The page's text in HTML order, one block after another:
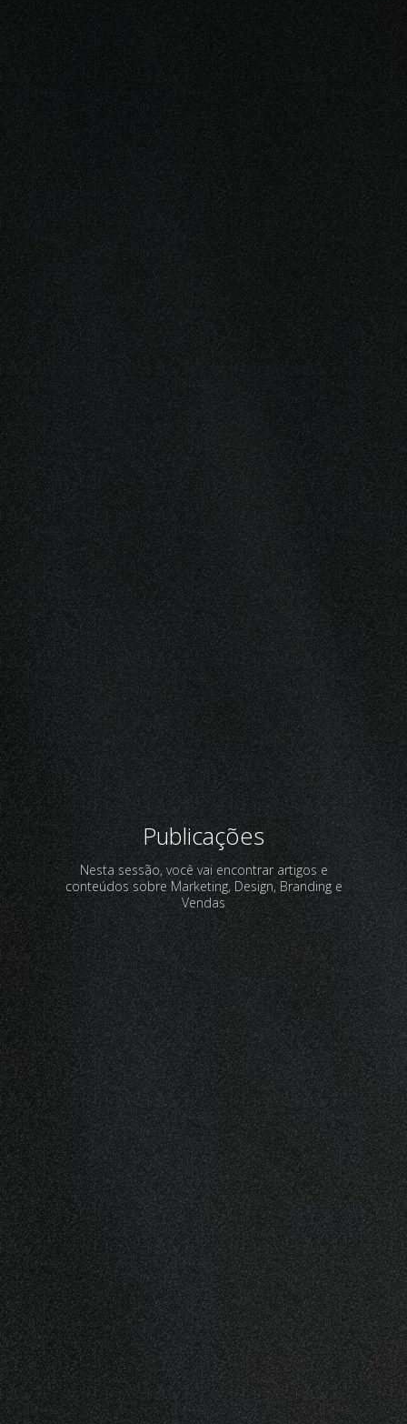
Publicações
Nesta sessão, você vai encontrar artigos e
conteúdos sobre Marketing, Design, Branding e
Vendas